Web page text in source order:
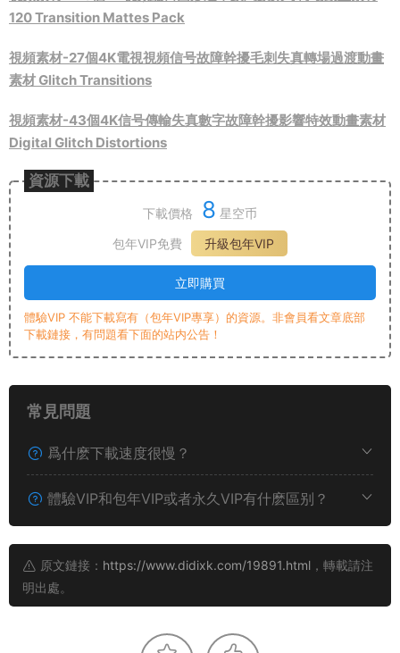
120 Transition Mattes Pack
視頻素材-27個4K電視視頻信号故障幹擾毛刺失真轉場過渡動畫
素材 Glitch Transitions
視頻素材-43個4K信号傳輸失真數字故障幹擾影響特效動畫素材
Digital Glitch Distortions
資源下載
下載價格 8 星空币
包年VIP免費
升級包年VIP
立即購買
體驗VIP 不能下載寫有（包年VIP專享）的資源。非會員看文章底部
下載鏈接，有問題看下面的站内公告！
常見問題
爲什麽下載速度很慢？
體驗VIP和包年VIP或者永久VIP有什麽區别？
原文鏈接： https://www.didixk.com/19891.html ，轉載請注
明出處。